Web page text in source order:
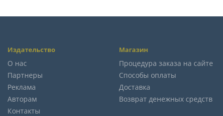
Издательство
О нас
Партнеры
Реклама
Авторам
Контакты
Магазин
Процедура заказа на сайте
Способы оплаты
Доставка
Возврат денежных средств